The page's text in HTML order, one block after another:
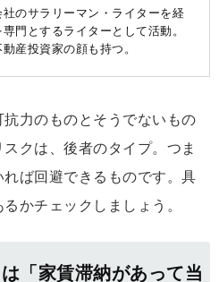
のサラリーマン・ライターを経
門とするライターとして活動。
産投資家の顔も持つ。
力のものとそうでないもの
クは、後者のタイプ。つま
ば回避できるものです。具
かチェックしましょう。
「家賃滞納があって当